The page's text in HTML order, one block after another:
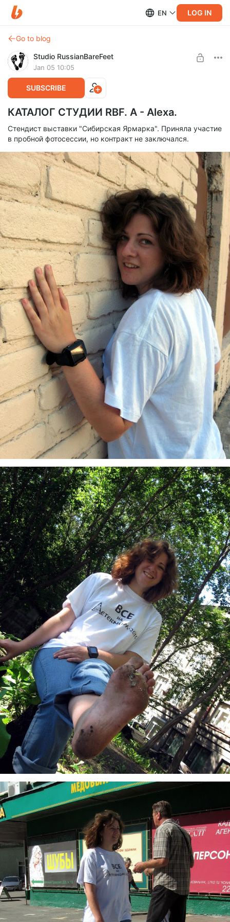
EN LOG IN
Go to blog
Studio RussianBareFeet
Jan 05 10:05
SUBSCRIBE
КАТАЛОГ СТУДИИ RBF. А - Alexa.
Стендист выставки "Сибирская Ярмарка". Приняла участие
в пробной фотосессии, но контракт не заключался.